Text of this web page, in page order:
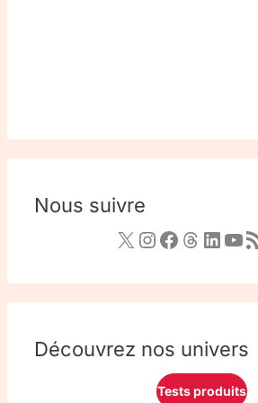
Nous suivre
Découvrez nos univers
Tests produits